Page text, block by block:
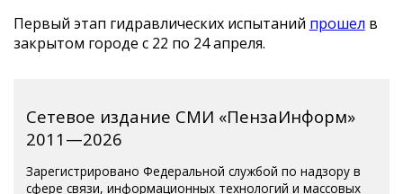
Первый этап гидравлических испытаний прошел в
закрытом городе с 22 по 24 апреля.
Сетевое издание СМИ «ПензаИнформ»
2011—2026
Зарегистрировано Федеральной службой по надзору в
сфере связи, информационных технологий и массовых